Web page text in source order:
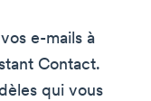
e-mails à
Contact.
qui vous